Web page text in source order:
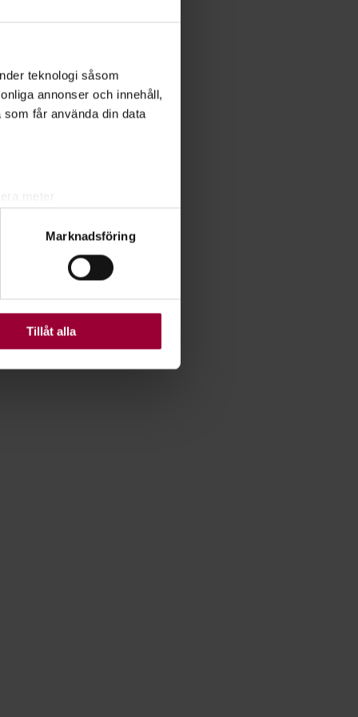
teknologi såsom
annonser och innehåll,
får använda din data
meter
. Du kan ändra
Vissa kakor är
Marknadsföring
Tillåt alla